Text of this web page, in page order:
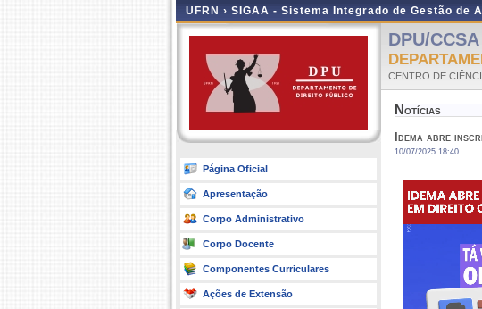
UFRN › SIGAA - Sistema Integrado de Gestão de
Página Oficial
Apresentação
Corpo Administrativo
Corpo Docente
Componentes Curriculares
Ações de Extensão
DPU/CCSA
CENTRO DE
Notícias
Idema abre
10/07/2025 18:40